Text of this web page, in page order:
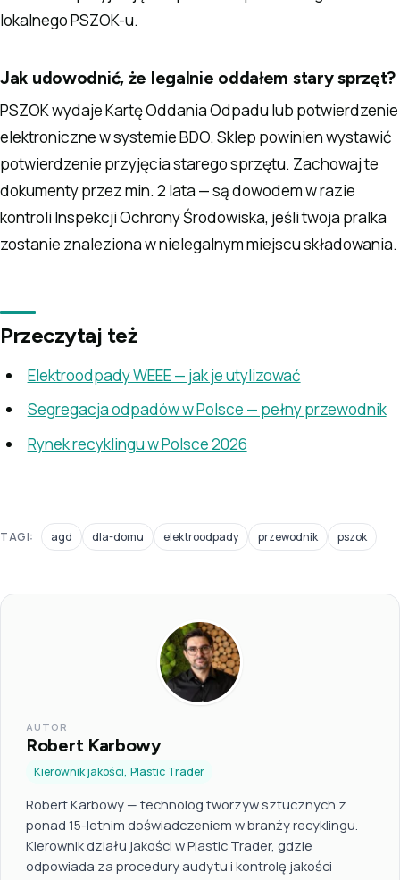
lokalnego PSZOK-u.
Jak udowodnić, że legalnie oddałem stary sprzęt?
PSZOK wydaje Kartę Oddania Odpadu lub potwierdzenie
elektroniczne w systemie BDO. Sklep powinien wystawić
potwierdzenie przyjęcia starego sprzętu. Zachowaj te
dokumenty przez min. 2 lata — są dowodem w razie
kontroli Inspekcji Ochrony Środowiska, jeśli twoja pralka
zostanie znaleziona w nielegalnym miejscu składowania.
Przeczytaj też
Elektroodpady WEEE — jak je utylizować
Segregacja odpadów w Polsce — pełny przewodnik
Rynek recyklingu w Polsce 2026
TAGI: agd dla-domu elektroodpady przewodnik pszok
AUTOR
Robert Karbowy
Kierownik jakości, Plastic Trader
Robert Karbowy — technolog tworzyw sztucznych z
ponad 15-letnim doświadczeniem w branży recyklingu.
Kierownik działu jakości w Plastic Trader, gdzie
odpowiada za procedury audytu i kontrolę jakości